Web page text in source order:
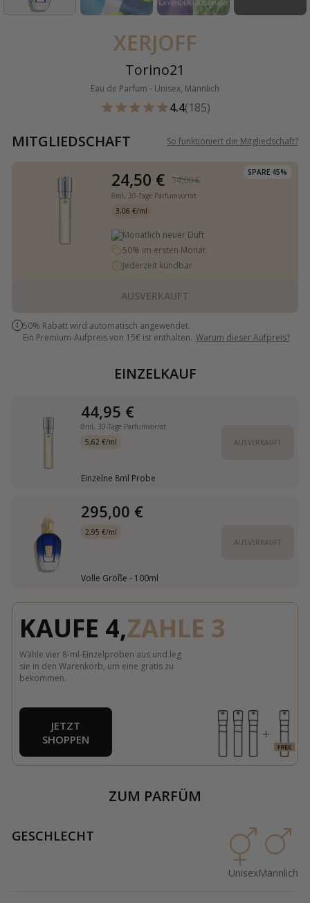
XERJOFF
Torino21
Eau de Parfum - Unisex, Männlich
4.4(185)
MITGLIEDSCHAFT So funktioniert die Mitgliedschaft?
SPARE 45%
24,50 € 34,00 €
8ml, 30-Tage Parfumvorrat
3,06 €/ml
Monatlich neuer Duft
50% im ersten Monat
Jederzeit kündbar
AUSVERKAUFT
50% Rabatt wird automatisch angewendet.
Ein Premium-Aufpreis von 15€ ist enthalten. Warum dieser Aufpreis?
EINZELKAUF
44,95 €
8ml, 30-Tage Parfumvorrat
5,62 €/ml
Einzelne 8ml Probe
AUSVERKAUFT
295,00 €
2,95 €/ml
Volle Größe - 100ml
AUSVERKAUFT
KAUFE 4,ZAHLE 3
Wähle vier 8-ml-Einzelproben aus und leg
sie in den Warenkorb, um eine gratis zu
bekommen.
JETZT
SHOPPEN
ZUM PARFÜM
GESCHLECHT
UnisexMännlich